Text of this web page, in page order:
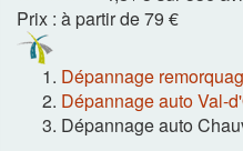
Prix : à partir de 79 €
Dépannage
Dépannage auto Val-
Dépannage auto